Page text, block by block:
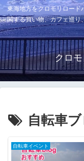
東海地方をクロモリロード
関する買い物、カフェ巡り
クロ
自転車
自転車イベント